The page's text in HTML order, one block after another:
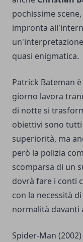
pochissime
impronta
quasi enigmatica.
Patrick Bateman
giorno lavora
di notte si
obiettivi sono
superiorità, ma
però la polizia
scomparsa di un
dovrà fare i conti
con la necessità
normalità davanti
Spider-Man (2002)